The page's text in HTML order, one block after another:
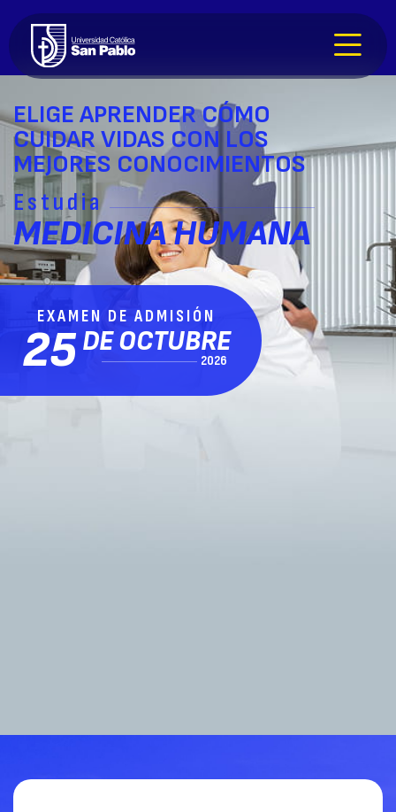
ELIGE APRENDERCÓMO
CUIDAR VIDAS CON LOS
MEJORES CONOCIMIENTOS
Estudia
MEDICINAHUMANA
EXAMEN DE ADMISIÓN
25 DE OCTUBRE
2026